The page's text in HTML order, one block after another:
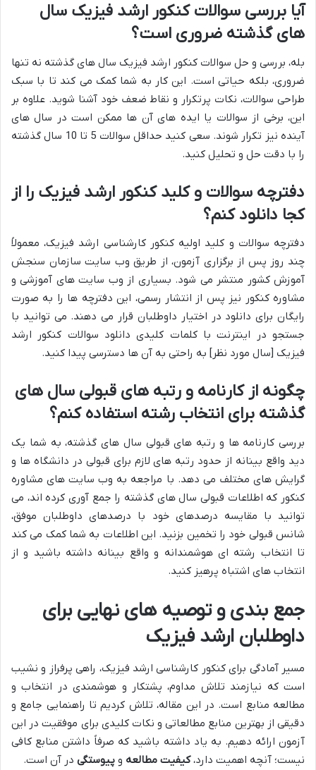
آیا بررسی سوالات کنکور ارشد فیزیک سال
های گذشته ضروری است؟
بله، بررسی و حل سوالات کنکور ارشد فیزیک سال های گذشته نه تنها
ضروری، بلکه حیاتی است. این کار به شما کمک می کند تا با سبک
طراحی سوالات، نکات پرتکرار و نقاط ضعف خود آشنا شوید. علاوه بر
این، برخی از سوالات یا ایده های آن ها ممکن است در سال های
آینده نیز تکرار شوند. سعی کنید حداقل سوالات 5 تا 10 سال گذشته
را با دقت حل و تحلیل کنید.
دفترچه سوالات و کلید کنکور ارشد فیزیک را از
کجا دانلود کنم؟
دفترچه سوالات و کلید اولیه کنکور کارشناسی ارشد فیزیک، معمولاً
چند روز پس از برگزاری آزمون، از طریق وب سایت سازمان سنجش
آموزش کشور منتشر می شود. بسیاری از وب سایت های آموزشی و
مشاوره کنکور نیز پس از انتشار رسمی، این دفترچه ها را به صورت
رایگان برای دانلود در اختیار داوطلبان قرار می دهند. می توانید با
جستجو در اینترنت با کلمات کلیدی دانلود سوالات کنکور ارشد
فیزیک [سال مورد نظر] به راحتی به آن ها دسترسی پیدا کنید.
چگونه از کارنامه و رتبه های قبولی سال های
گذشته برای انتخاب رشته استفاده کنم؟
بررسی کارنامه ها و رتبه های قبولی سال های گذشته، به شما یک
دید واقع بینانه از حدود رتبه های لازم برای قبولی در دانشگاه ها و
گرایش های مختلف می دهد. با مراجعه به وب سایت های مشاوره
کنکور که اطلاعات قبولی سال های گذشته را جمع آوری کرده اند، می
توانید با مقایسه درصدهای خود با درصدهای داوطلبان موفق،
شانس قبولی خود را تخمین بزنید. این اطلاعات به شما کمک می کند
تا انتخاب رشته ای هوشمندانه و واقع بینانه داشته باشید و از
انتخاب های اشتباه پرهیز کنید.
جمع بندی و توصیه های نهایی برای
داوطلبان ارشد فیزیک
مسیر آمادگی برای کنکور کارشناسی ارشد فیزیک، راهی پرفراز و نشیب
است که نیازمند تلاش مداوم، پشتکار و هوشمندی در انتخاب و
مطالعه منابع است. در این مقاله، تلاش کردیم تا راهنمایی جامع و
دقیقی از بهترین منابع مطالعاتی و نکات کلیدی برای موفقیت در این
آزمون ارائه دهیم. به یاد داشته باشید که صرفاً داشتن منابع کافی
نیست؛ آنچه اهمیت دارد،کیفیت مطالعه و پیوستگی در آن است.